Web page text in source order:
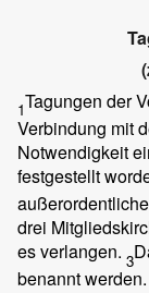
1Tagungen der
Verbindung mit
Notwendigkeit
festgestellt
drei
es verlangen. 3
benannt werden.